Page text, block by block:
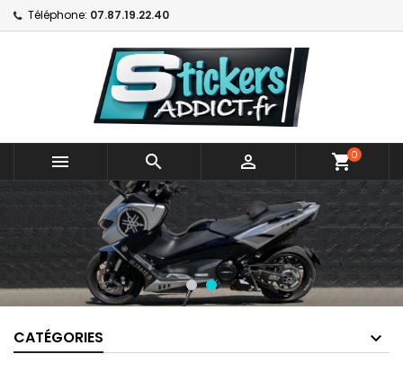
Téléphone: 07.87.19.22.40
   shopping_cart0
CATÉGORIES